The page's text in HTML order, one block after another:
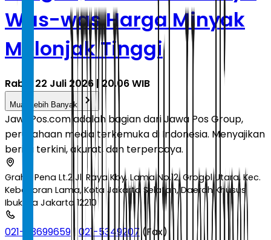
Was-was Harga Minyak
Melonjak Tinggi
Rabu, 22 Juli 2026 | 20.06 WIB
Muat Lebih Banyak
JawaPos.com adalah bagian dari Jawa Pos Group,
perusahaan media terkemuka di Indonesia. Menyajikan
berita terkini, akurat, dan terpercaya.
Graha Pena Lt.2 Jl. Raya Kby. Lama No.12, Grogol Utara, Kec.
Kebayoran Lama, Kota Jakarta Selatan, Daerah Khusus
Ibukota Jakarta 12210
021-53699659| 021-5349207(Fax)